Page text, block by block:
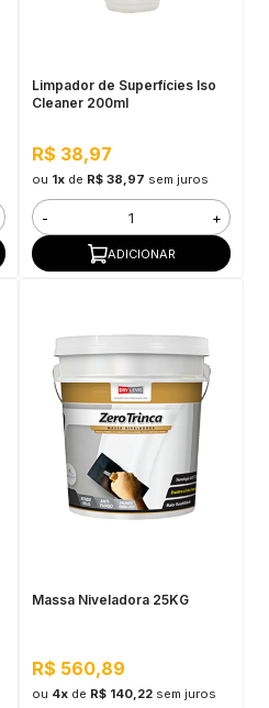
Limpador de Superfícies Iso
Cleaner 200ml
R$ 38,97
ou 1xde R$ 38,97 sem juros
- +
ADICIONAR
Massa Niveladora 25KG
R$ 560,89
ou 4xde R$ 140,22 sem juros